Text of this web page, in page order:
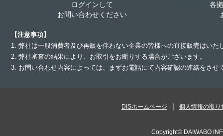
ログインして
お問い合わせください
各
【注意事項】
1. 弊社は一般消費者及び再販を伴わない企業の皆様への直接販売はいた
2. 弊社審査の結果により、お取引をお断りする場合がございます。
3. お問い合わせ内容によっては、まずお電話にて内容確認の連絡をさ
DISホームページ 個人情報の取り
Copyright© DAIWABO